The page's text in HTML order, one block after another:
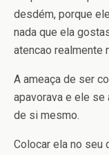
desdém, porque
nada que ela
atencao realmente
A ameaça de ser
apavorava e ele se
de si mesmo.
Colocar ela no seu